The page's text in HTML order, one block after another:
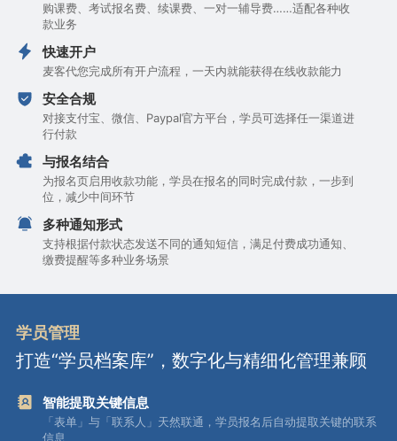
购课费、考试报名费、续课费、一对一辅导费……适配各种收
款业务
快速开户
麦客代您完成所有开户流程，一天内就能获得在线收款能力
安全合规
对接支付宝、微信、Paypal官方平台，学员可选择任一渠道进
行付款
与报名结合
为报名页启用收款功能，学员在报名的同时完成付款，一步到
位，减少中间环节
多种通知形式
支持根据付款状态发送不同的通知短信，满足付费成功通知、
缴费提醒等多种业务场景
学员管理
打造“学员档案库”，数字化与精细化管理兼顾
智能提取关键信息
「表单」与「联系人」天然联通，学员报名后自动提取关键的联系
信息